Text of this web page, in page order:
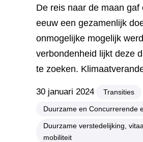
De reis naar de maan gaf
eeuw een gezamenlijk
onmogelijke mogelijk
verbondenheid lijkt deze
te zoeken.
30 januari 2024 Transities
Duurzame en Concurrerende
Duurzame verstedelijking,
mobiliteit